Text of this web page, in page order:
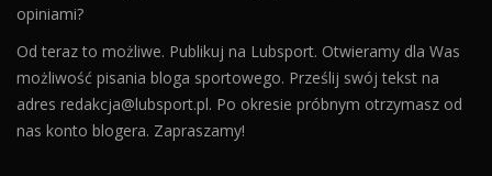
opiniami?
Od teraz to możliwe. Publikuj na Lubsport. Otwieramy dla Was
możliwość pisania bloga sportowego. Prześlij swój tekst na
adres redakcja@lubsport.pl. Po okresie próbnym otrzymasz od
nas konto blogera. Zapraszamy!